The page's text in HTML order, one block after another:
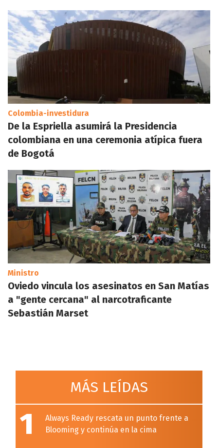
Colombia-investidura
De la Espriella asumirá la Presidencia
colombiana en una ceremonia atípica fuera
de Bogotá
Ministro
Oviedo vincula los asesinatos en San Matías
a "gente cercana" al narcotraficante
Sebastián Marset
MÁS LEÍDAS
1
Always Ready rescata un punto frente a
Blooming y continúa en la cima